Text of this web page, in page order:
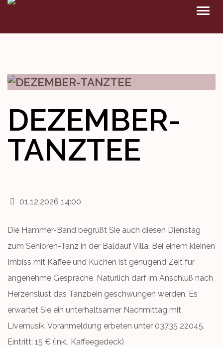
KONTAKT
DEZEMBER-
TANZTEE
01.12.2026 14:00
Die Hammer-Band begrüßt Sie auch diesen Dienstag
zum Senioren-Tanz in der Baldauf Villa. Bei einem kleinen
Imbiss mit Kaffee und Kuchen ist genügend Zeit für
angenehme Gespräche. Natürlich darf im Anschluß nach
Herzenslust das Tanzbein geschwungen werden. Es
erwartet Sie ein unterhaltsamer Nachmittag mit
Livemusik. Voranmeldung erbeten unter 03735 22045.
Eintritt: 15 € (inkl. Kaffeegedeck)